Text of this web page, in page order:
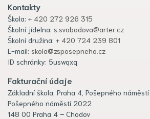
Kontakty
Škola: + 420 272 926 315
Školní jídelna: s.svobodova@arter.cz
Školní družina: + 420 724 239 801
E-mail: skola@zsposepneho.cz
ID schránky: 5uswqxq
Fakturační údaje
Základní škola, Praha 4, Pošepného
Pošepného náměstí 2022
148 00 Praha 4 – Chodov